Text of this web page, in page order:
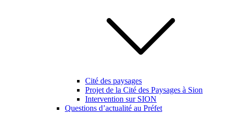
Cité des paysages
Projet de la Cité des Paysages à Sion
Intervention sur SION
Questions d’actualité au Préfet